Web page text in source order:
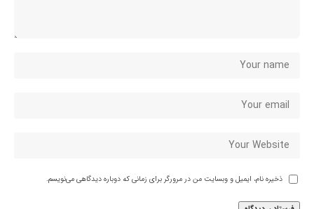
ذخیره نام، ایمیل و وبسایت من در مرورگر برای زمانی که دوباره دیدگاهی می‌نویسم.